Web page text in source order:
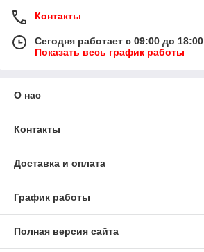
Контакты
Сегодня работает с 09:00 до 18:00
Показать весь график работы
О нас
Контакты
Доставка и оплата
График работы
Полная версия сайта